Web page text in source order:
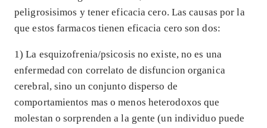
peligrosisimos y tener eficacia cero. Las causas por la
que estos farmacos tienen eficacia cero son dos:
1) La esquizofrenia/psicosis no existe, no es una
enfermedad con correlato de disfuncion organica
cerebral, sino un conjunto disperso de
comportamientos mas o menos heterodoxos que
molestan o sorprenden a la gente (un individuo puede